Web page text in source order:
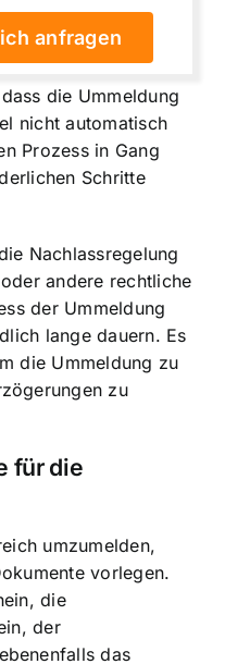
anfragen
die Ummeldung
nicht automatisch
Prozess in Gang
Schritte
Nachlassregelung
andere rechtliche
der Ummeldung
lange dauern. Es
die Ummeldung zu
zu
für die
umzumelden,
vorlegen.
die
der
das